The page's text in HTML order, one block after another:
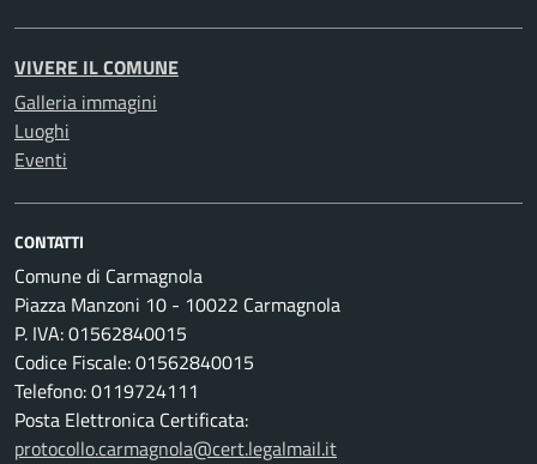
VIVERE IL COMUNE
Galleria immagini
Luoghi
Eventi
CONTATTI
Comune di Carmagnola
Piazza Manzoni 10 - 10022 Carmagnola
P. IVA: 01562840015
Codice Fiscale: 01562840015
Telefono: 0119724111
Posta Elettronica Certificata:
protocollo.carmagnola@cert.legalmail.it